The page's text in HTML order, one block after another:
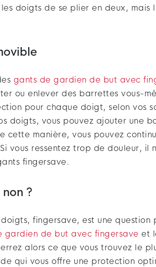
doigts de se plier en deux,
gants de gardien de but avec
ou enlever des barrettes vous-
pour chaque doigt, selon vos
doigts, vous pouvez ajouter une
cette manière, vous pouvez
vous ressentez trop de douleur,
fingersave.
?
fingersave, est une question
gardien de but avec fingersave et
alors ce que vous trouvez le
qui vous offre une protection